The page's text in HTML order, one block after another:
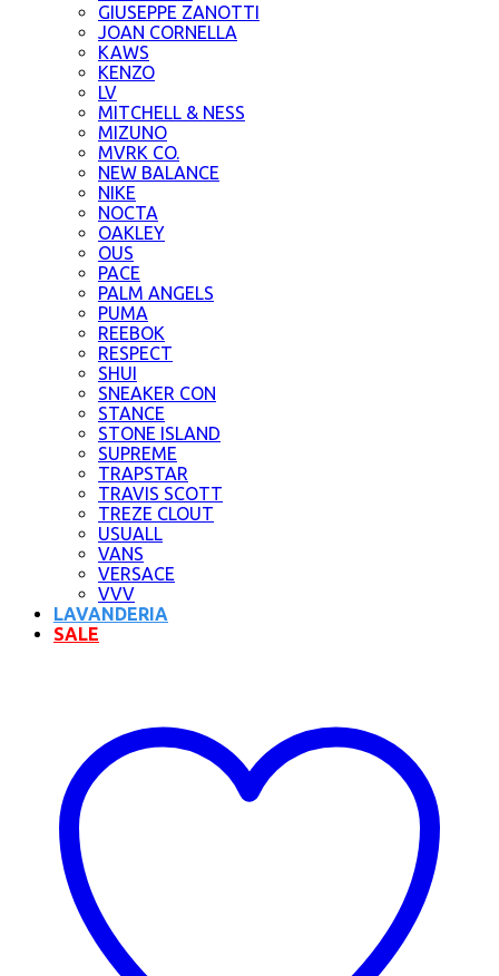
GIUSEPPE ZANOTTI
JOAN CORNELLA
KAWS
KENZO
LV
MITCHELL & NESS
MIZUNO
MVRK CO.
NEW BALANCE
NIKE
NOCTA
OAKLEY
OUS
PACE
PALM ANGELS
PUMA
REEBOK
RESPECT
SHUI
SNEAKER CON
STANCE
STONE ISLAND
SUPREME
TRAPSTAR
TRAVIS SCOTT
TREZE CLOUT
USUALL
VANS
VERSACE
VVV
LAVANDERIA
SALE